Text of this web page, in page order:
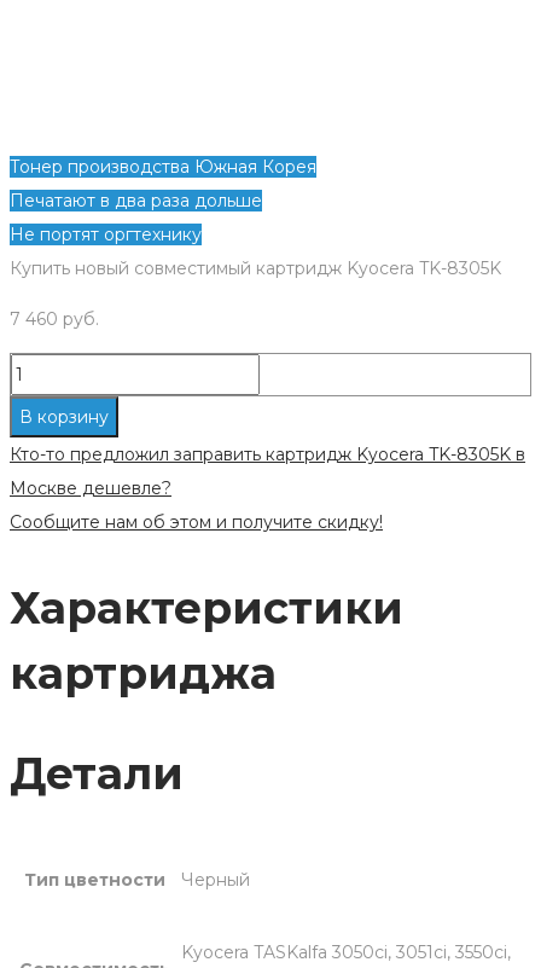
Тонер производства Южная Корея
Печатают в два раза дольше
Не портят оргтехнику
Купить новый совместимый картридж Kyocera TK-8305K
7 460 руб.
Количество
Новый
совместимый
картридж
В корзину
Кто-то предложил заправить картридж Kyocera TK-8305K в
Москве дешевле?
Сообщите нам об этом и получите скидку!
Характеристики
картриджа
Детали
Тип цветности Черный
Kyocera TASKalfa 3050ci, 3051ci, 3550ci,